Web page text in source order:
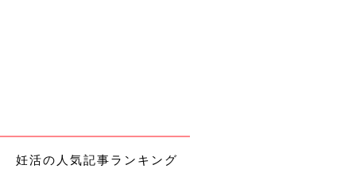
妊活の人気記事ランキング